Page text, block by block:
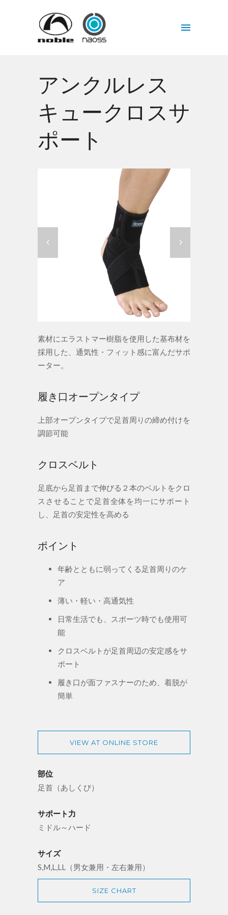
アンクルレス
キュークロスサ
ポート
素材にエラストマー樹脂を使用した基布材を
採用した、通気性・フィット感に富んだサポ
ーター。
履き口オープンタイプ
上部オープンタイプで足首周りの締め付けを
調節可能
クロスベルト
足底から足首まで伸びる２本のベルトをクロ
スさせることで足首全体を均一にサポート
し、足首の安定性を高める
ポイント
年齢とともに弱ってくる足首周りのケ
ア
薄い・軽い・高通気性
日常生活でも、スポーツ時でも使用可
能
クロスベルトが足首周辺の安定感をサ
ポート
履き口が面ファスナーのため、着脱が
簡単
VIEW AT ONLINE STORE
部位
足首（あしくび）
サポート力
ミドル～ハード
サイズ
S,M,L,LL（男女兼用・左右兼用）
SIZE CHART